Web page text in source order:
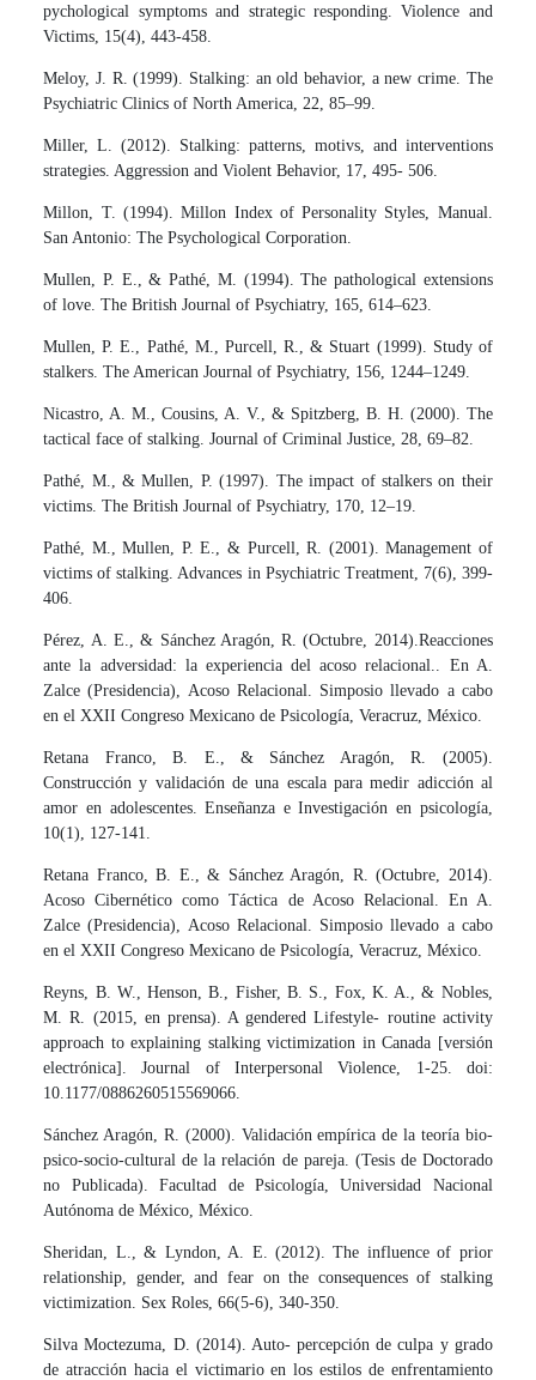
pychological symptoms and strategic responding. Violence and
Victims, 15(4), 443-458.
Meloy, J. R. (1999). Stalking: an old behavior, a new crime. The
Psychiatric Clinics of North America, 22, 85–99.
Miller, L. (2012). Stalking: patterns, motivs, and interventions
strategies. Aggression and Violent Behavior, 17, 495- 506.
Millon, T. (1994). Millon Index of Personality Styles, Manual.
San Antonio: The Psychological Corporation.
Mullen, P. E., & Pathé, M. (1994). The pathological extensions
of love. The British Journal of Psychiatry, 165, 614–623.
Mullen, P. E., Pathé, M., Purcell, R., & Stuart (1999). Study of
stalkers. The American Journal of Psychiatry, 156, 1244–1249.
Nicastro, A. M., Cousins, A. V., & Spitzberg, B. H. (2000). The
tactical face of stalking. Journal of Criminal Justice, 28, 69–82.
Pathé, M., & Mullen, P. (1997). The impact of stalkers on their
victims. The British Journal of Psychiatry, 170, 12–19.
Pathé, M., Mullen, P. E., & Purcell, R. (2001). Management of
victims of stalking. Advances in Psychiatric Treatment, 7(6), 399-
406.
Pérez, A. E., & Sánchez Aragón, R. (Octubre, 2014).Reacciones
ante la adversidad: la experiencia del acoso relacional.. En A.
Zalce (Presidencia), Acoso Relacional. Simposio llevado a cabo
en el XXII Congreso Mexicano de Psicología, Veracruz, México.
Retana Franco, B. E., & Sánchez Aragón, R. (2005).
Construcción y validación de una escala para medir adicción al
amor en adolescentes. Enseñanza e Investigación en psicología,
10(1), 127-141.
Retana Franco, B. E., & Sánchez Aragón, R. (Octubre, 2014).
Acoso Cibernético como Táctica de Acoso Relacional. En A.
Zalce (Presidencia), Acoso Relacional. Simposio llevado a cabo
en el XXII Congreso Mexicano de Psicología, Veracruz, México.
Reyns, B. W., Henson, B., Fisher, B. S., Fox, K. A., & Nobles,
M. R. (2015, en prensa). A gendered Lifestyle- routine activity
approach to explaining stalking victimization in Canada [versión
electrónica]. Journal of Interpersonal Violence, 1-25. doi:
10.1177/0886260515569066.
Sánchez Aragón, R. (2000). Validación empírica de la teoría bio-
psico-socio-cultural de la relación de pareja. (Tesis de Doctorado
no Publicada). Facultad de Psicología, Universidad Nacional
Autónoma de México, México.
Sheridan, L., & Lyndon, A. E. (2012). The influence of prior
relationship, gender, and fear on the consequences of stalking
victimization. Sex Roles, 66(5-6), 340-350.
Silva Moctezuma, D. (2014). Auto- percepción de culpa y grado
de atracción hacia el victimario en los estilos de enfrentamiento